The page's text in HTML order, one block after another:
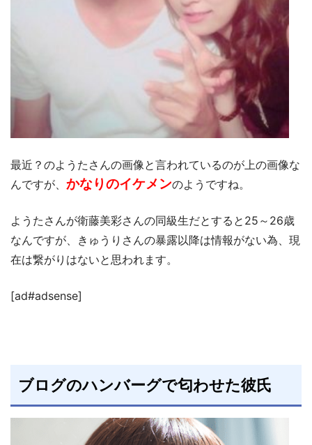
最近？のようたさんの画像と言われているのが上の画像な
んですが、 かなりのイケメンのようですね。
ようたさんが衛藤美彩さんの同級生だとすると25～26歳
なんですが、きゅうりさんの暴露以降は情報がない為、現
在は繋がりはないと思われます。
[ad#adsense]
ブログのハンバーグで匂わせた彼氏